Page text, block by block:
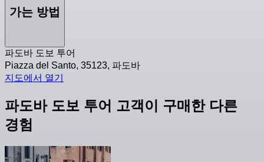
가는 방법
파도바 도보 투어
Piazza del Santo, 35123, 파도바
지도에서 열기
파도바 도보 투어 고객이 구매한 다른
경험